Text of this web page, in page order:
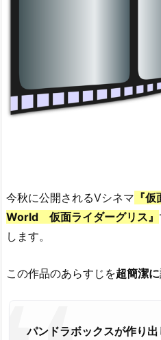
今秋に公開されるVシネマ 『
World 仮面ライダーグリス』
します。
この作品のあらすじを超簡潔に
パンドラボックスが作り